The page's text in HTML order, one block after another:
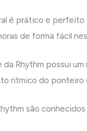
é prático e perfeito
de forma fácil
Rhythm possui
ritmico do ponteiro
são